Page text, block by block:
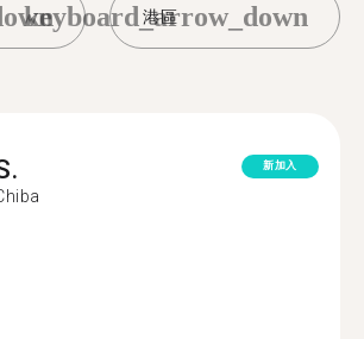
港區
keyboard_arrow_down
新加入